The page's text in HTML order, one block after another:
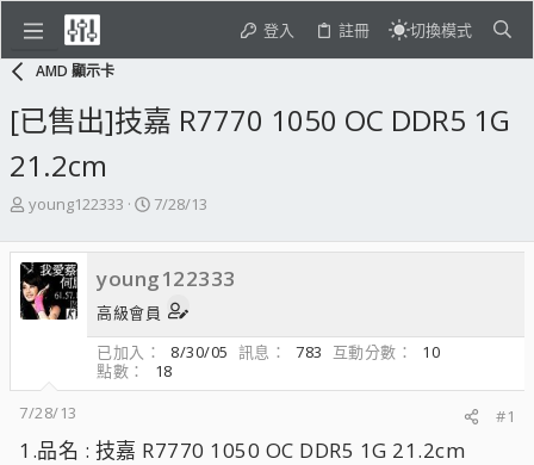
登入 註冊 切換模式
AMD 顯示卡
[已售出]技嘉 R7770 1050 OC DDR5 1G
21.2cm
主
發
起
人
young122333
開
日
期
7/28/13
young122333
高級會員
已加入
8/30/05 訊息 783 互動分數
10
點數
18
7/28/13
#1
1.品名 : 技嘉 R7770 1050 OC DDR5 1G 21.2cm